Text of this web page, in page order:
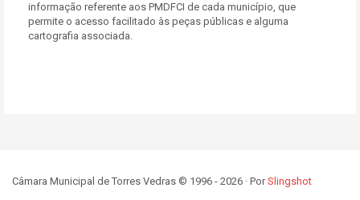
informação referente aos PMDFCI de cada município, que
permite o acesso facilitado às peças públicas e alguma
cartografia associada.
Câmara Municipal de Torres Vedras © 1996 - 2026 · PorSlingshot